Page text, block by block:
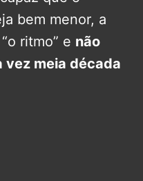
bem menor, a
ritmo” e não
vez meia década